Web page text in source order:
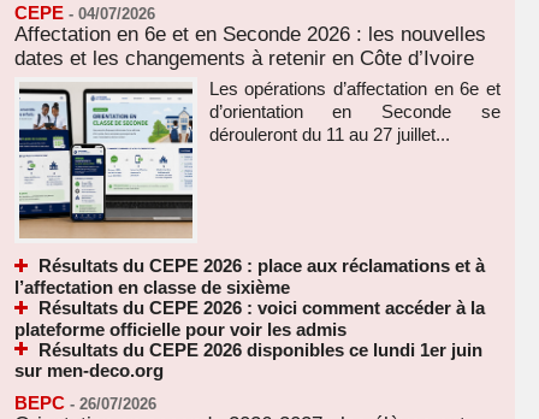
CEPE - 04/07/2026
Affectation en 6e et en Seconde 2026 : les nouvelles
dates et les changements à retenir en Côte d’Ivoire
Les opérations d’affectation en 6e et
d’orientation en Seconde se
dérouleront du 11 au 27 juillet...
Résultats du CEPE 2026 : place aux réclamations et à
l’affectation en classe de sixième
Résultats du CEPE 2026 : voici comment accéder à la
plateforme officielle pour voir les admis
Résultats du CEPE 2026 disponibles ce lundi 1er juin
sur men-deco.org
BEPC - 26/07/2026